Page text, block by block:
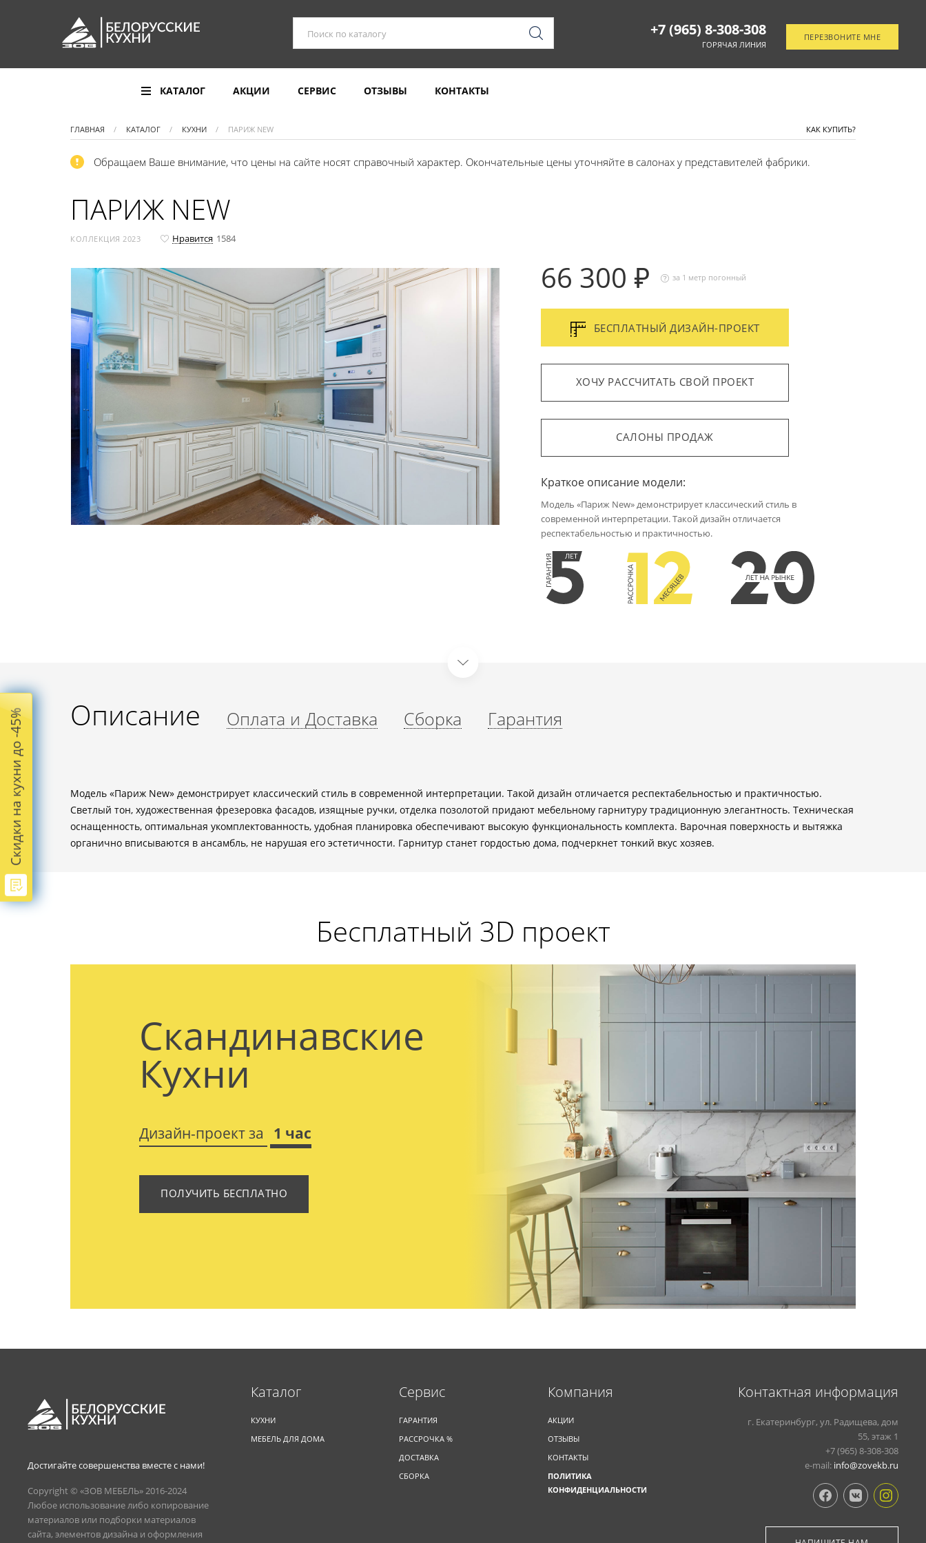
Скидки на кухни до -45%
+7 (965) 8-308-308
ГОРЯЧАЯ ЛИНИЯ
ПЕРЕЗВОНИТЕ МНЕ
КАТАЛОГ АКЦИИ СЕРВИС ОТЗЫВЫ КОНТАКТЫ
ГЛАВНАЯ КАТАЛОГ КУХНИ ПАРИЖ NEW КАК КУПИТЬ?
Обращаем Ваше внимание, что цены на сайте носят справочный характер. Окончательные цены уточняйте в салонах у представителей фабрики.
ПАРИЖ NEW
КОЛЛЕКЦИЯ 2023 Нравится 1584
66 300 ₽ за 1 метр погонный
БЕСПЛАТНЫЙ ДИЗАЙН-ПРОЕКТ
ХОЧУ РАССЧИТАТЬ СВОЙ ПРОЕКТ
САЛОНЫ ПРОДАЖ
Краткое описание модели:
Модель «Париж New» демонстрирует классический стиль в
современной интерпретации. Такой дизайн отличается
респектабельностью и практичностью.
Описание Оплата и Доставка Сборка Гарантия
Модель «Париж New» демонстрирует классический стиль в современной интерпретации. Такой дизайн отличается респектабельностью и практичностью.
Светлый тон, художественная фрезеровка фасадов, изящные ручки, отделка позолотой придают мебельному гарнитуру традиционную элегантность. Техническая
оснащенность, оптимальная укомплектованность, удобная планировка обеспечивают высокую функциональность комплекта. Варочная поверхность и вытяжка
органично вписываются в ансамбль, не нарушая его эстетичности. Гарнитур станет гордостью дома, подчеркнет тонкий вкус хозяев.
Бесплатный 3D проект
Скандинавские
Кухни
Дизайн-проект за 1 час
ПОЛУЧИТЬ БЕСПЛАТНО
Достигайте совершенства вместе с нами!
Copyright © «ЗОВ МЕБЕЛЬ» 2016-2024
Любое использование либо копирование
материалов или подборки материалов
сайта, элементов дизайна и оформления
Каталог
КУХНИ
МЕБЕЛЬ ДЛЯ ДОМА
Cервис
ГАРАНТИЯ
РАССРОЧКА %
ДОСТАВКА
СБОРКА
Компания
АКЦИИ
ОТЗЫВЫ
КОНТАКТЫ
ПОЛИТИКА
КОНФИДЕНЦИАЛЬНОСТИ
Контактная информация
г. Екатеринбург, ул. Радищева, дом
55, этаж 1
+7 (965) 8-308-308
e-mail: info@zovekb.ru